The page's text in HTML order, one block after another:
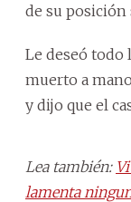
de su posición
Le deseó todo
muerto a
y dijo que el
Lea también:
lamenta